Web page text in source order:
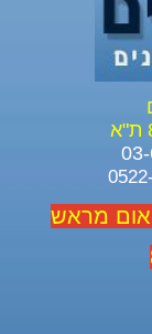
מראש